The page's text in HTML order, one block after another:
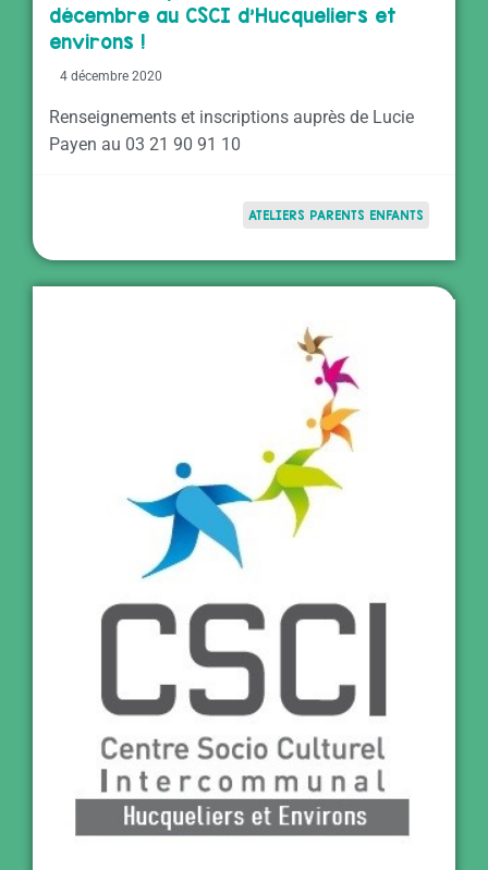
décembre au CSCI d’Hucqueliers et
environs !
4 décembre 2020
Renseignements et inscriptions auprès de Lucie
Payen au 03 21 90 91 10
ATELIERS PARENTS ENFANTS